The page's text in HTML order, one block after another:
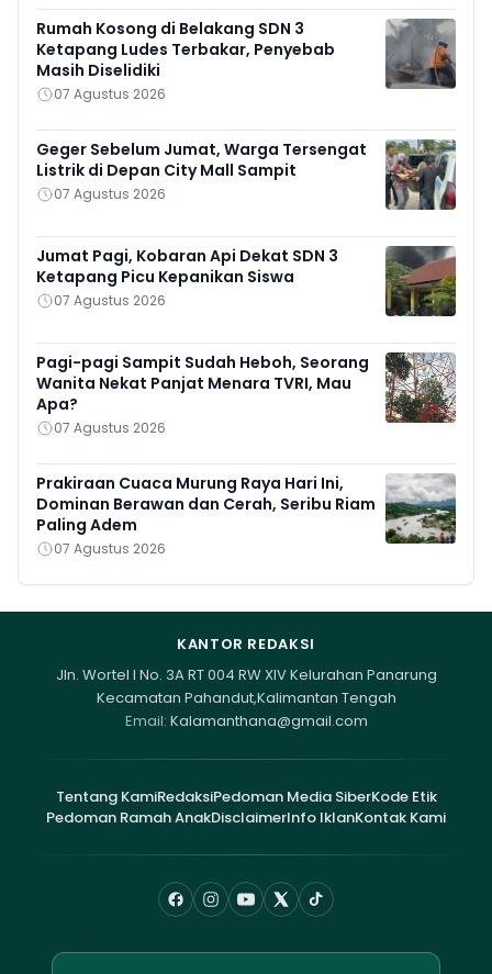
Rumah Kosong di Belakang SDN 3
Ketapang Ludes Terbakar, Penyebab
Masih Diselidiki
07 Agustus 2026
Geger Sebelum Jumat, Warga Tersengat
Listrik di Depan City Mall Sampit
07 Agustus 2026
Jumat Pagi, Kobaran Api Dekat SDN 3
Ketapang Picu Kepanikan Siswa
07 Agustus 2026
Pagi-pagi Sampit Sudah Heboh, Seorang
Wanita Nekat Panjat Menara TVRI, Mau
Apa?
07 Agustus 2026
Prakiraan Cuaca Murung Raya Hari Ini,
Dominan Berawan dan Cerah, Seribu Riam
Paling Adem
07 Agustus 2026
KANTOR REDAKSI
Jln. Wortel I No. 3A RT 004 RW XIV Kelurahan Panarung
Kecamatan Pahandut,Kalimantan Tengah
Email: Kalamanthana@gmail.com
Tentang KamiRedaksiPedoman Media SiberKode Etik
Pedoman Ramah AnakDisclaimerInfo IklanKontak Kami